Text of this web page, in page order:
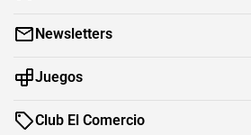
Newsletters
Juegos
Club El Comercio